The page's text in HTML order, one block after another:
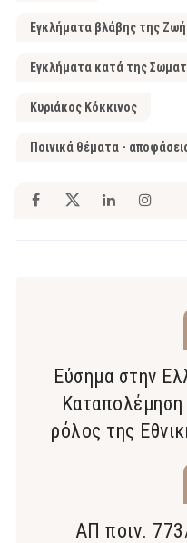
Εγκλήματα βλάβης της
Εγκλήματα κατά της
Κυριάκος Κόκκινος
Ποινικά θέματα -
Εύσημα στην
ρόλος της
ΑΠ ποιν.